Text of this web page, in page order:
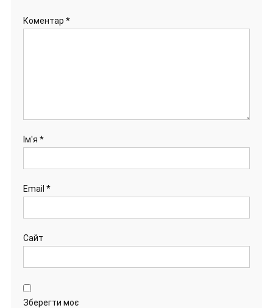
Коментар *
Ім'я *
Email *
Сайт
Зберегти моє